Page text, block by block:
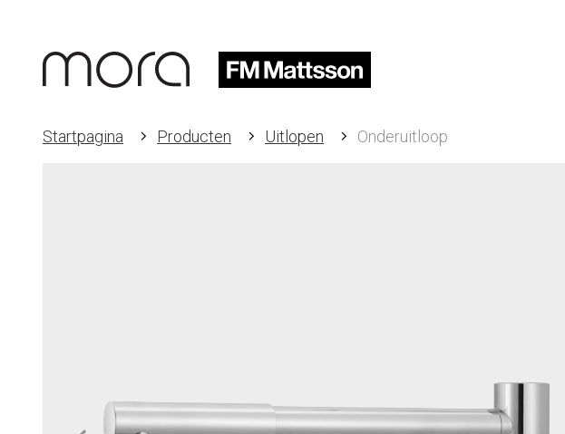
Startpagina Producten Uitlopen Onderuitloop